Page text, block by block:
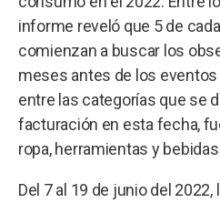
informe reveló que 5 de
comienzan a buscar los
meses antes de los
entre las categorías que se
facturación en esta fecha,
ropa, herramientas y bebidas
Del 7 al 19 de junio del